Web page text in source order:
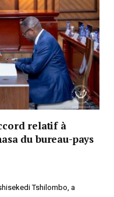
relatif à
du bureau-pays
Tshilombo, a